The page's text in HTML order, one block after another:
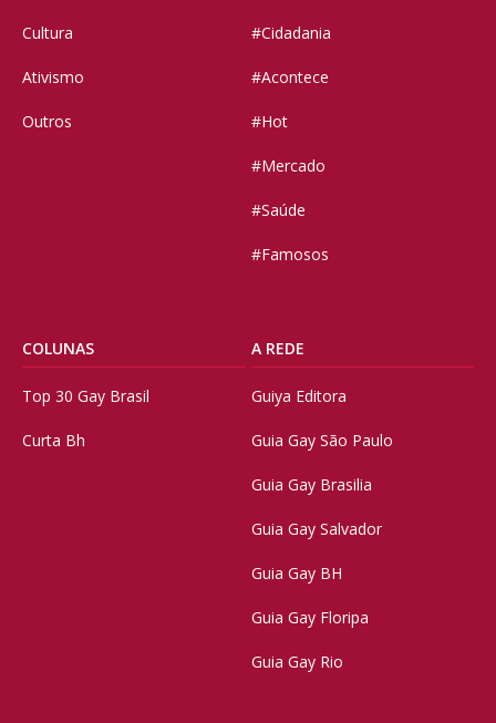
Cultura
Ativismo
Outros
#Cidadania
#Acontece
#Hot
#Mercado
#Saúde
#Famosos
COLUNAS
Top 30 Gay Brasil
Curta Bh
A REDE
Guiya Editora
Guia Gay São Paulo
Guia Gay Brasilia
Guia Gay Salvador
Guia Gay BH
Guia Gay Floripa
Guia Gay Rio